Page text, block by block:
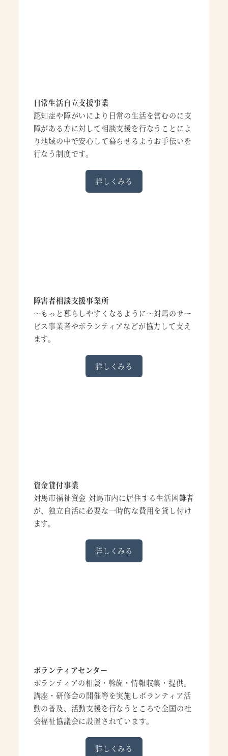
日常生活自立支援事業
認知症や障がいにより日常の生活を営むのに支
障がある方に対して相談支援を行なうことによ
り地域の中で安心して暮らせるようお手伝いを
行なう制度です。
詳しくみる
障害者相談支援事業所
～もっと暮らしやすくなるように～対馬のサー
ビス事業者やボランティアなどが協力して支え
ます。
詳しくみる
資金貸付事業
対馬市福祉資金 対馬市内に居住する生活困難者
が、独立自活に必要な一時的な費用を貸し付け
ます。
詳しくみる
ボランティアセンター
ボランティアの相談・斡旋・情報収集・提供。
講座・研修会の開催等を実施しボランティア活
動の普及、活動支援を行なうところで全国の社
会福祉協議会に設置されています。
詳しくみる